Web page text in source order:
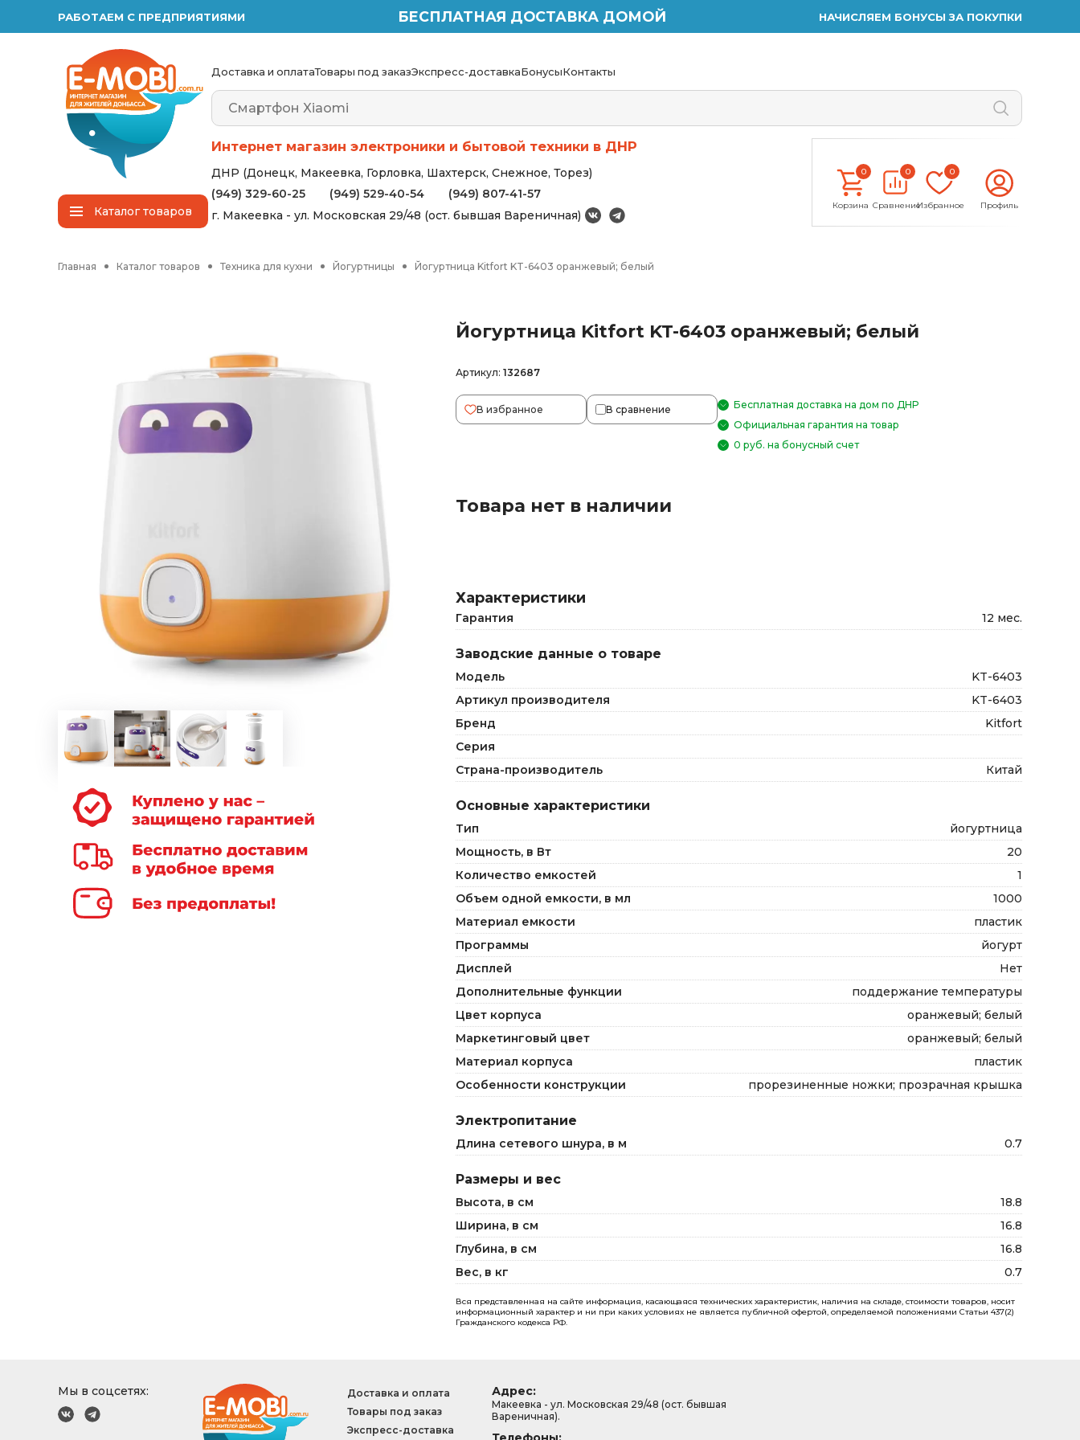
РАБОТАЕМ С ПРЕДПРИЯТИЯМИ БЕСПЛАТНАЯ ДОСТАВКА ДОМОЙ НАЧИСЛЯЕМ БОНУСЫ ЗА ПОКУПКИ
Каталогтоваров
Доставка и оплатаТовары под заказЭкспресс-доставкаБонусыКонтакты
Интернет магазин электроники и бытовой техники в ДНР
ДНР (Донецк, Макеевка, Горловка, Шахтерск, Снежное, Торез)
(949) 329-60-25
(949) 529-40-54
(949) 807-41-57
г. Макеевка - ул. Московская 29/48 (ост. бывшая Вареничная)
0
Корзина
0
Сравнение
0
Избранное Профиль
Главная Каталог товаров Техника для кухни Йогуртницы Йогуртница Kitfort KT-6403 оранжевый; белый
Йогуртница Kitfort KT-6403 оранжевый; белый
Артикул: 132687
В избранное В сравнение
Бесплатная доставка на дом по ДНР
Официальная гарантия на товар
0 руб. на бонусный счет
Товара нет в наличии
Характеристики
Гарантия 12 мес.
Заводские данные о товаре
Модель
KT-6403
Артикул производителя
KT-6403
Бренд
Kitfort
Серия
Страна-производитель
Китай
Основные характеристики
Тип
йогуртница
Мощность, в Вт
20
Количество емкостей
1
Объем одной емкости, в мл
1000
Материал емкости
пластик
Программы
йогурт
Дисплей
Нет
Дополнительные функции
поддержание температуры
Цвет корпуса
оранжевый; белый
Маркетинговый цвет
оранжевый; белый
Материал корпуса
пластик
Особенности конструкции
прорезиненные ножки; прозрачная крышка
Электропитание
Длина сетевого шнура, в м 0.7
Размеры и вес
Высота, в см
18.8
Ширина, в см
16.8
Глубина, в см
16.8
Вес, в кг
0.7
Вся представленная на сайте информация, касающаяся технических характеристик, наличия на складе, стоимости товаров, носит
информационный характер и ни при каких условиях не является публичной офертой, определяемой положениями Статьи 437(2)
Гражданского кодекса РФ.
Мы в соцсетях:
Доставка и оплата
Товары под заказ
Экспресс-доставка
Адрес:
Макеевка - ул. Московская 29/48 (ост. бывшая
Вареничная).